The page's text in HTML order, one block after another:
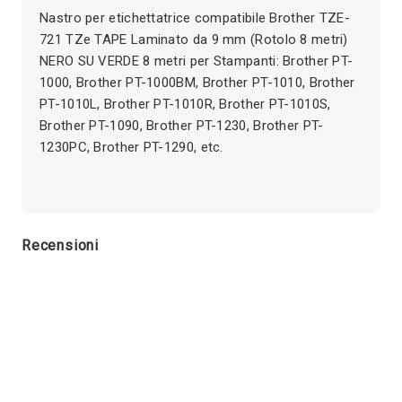
Nastro per etichettatrice compatibile Brother TZE-
721 TZe TAPE Laminato da 9 mm (Rotolo 8 metri)
NERO SU VERDE 8 metri per Stampanti: Brother PT-
1000, Brother PT-1000BM, Brother PT-1010, Brother
PT-1010L, Brother PT-1010R, Brother PT-1010S,
Brother PT-1090, Brother PT-1230, Brother PT-
1230PC, Brother PT-1290, etc.
Recensioni